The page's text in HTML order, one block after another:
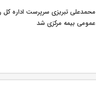
محمدعلی تبریزی سرپرست اداره كل
عمومی بیمه مركزی شد